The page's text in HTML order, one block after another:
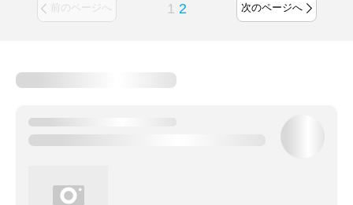
前のページへ 1 2 次のページへ